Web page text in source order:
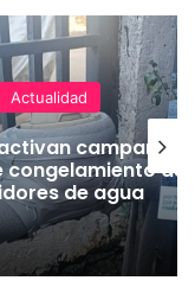
Actualidad
campaña
congelamiento de
de agua